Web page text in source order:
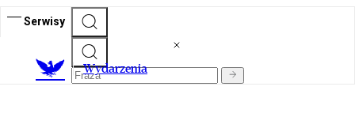
Serwisy
Wydarzenia